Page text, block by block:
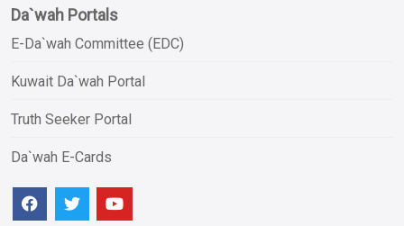
Da`wah Portals
E-Da`wah Committee (EDC)
Kuwait Da`wah Portal
Truth Seeker Portal
Da`wah E-Cards